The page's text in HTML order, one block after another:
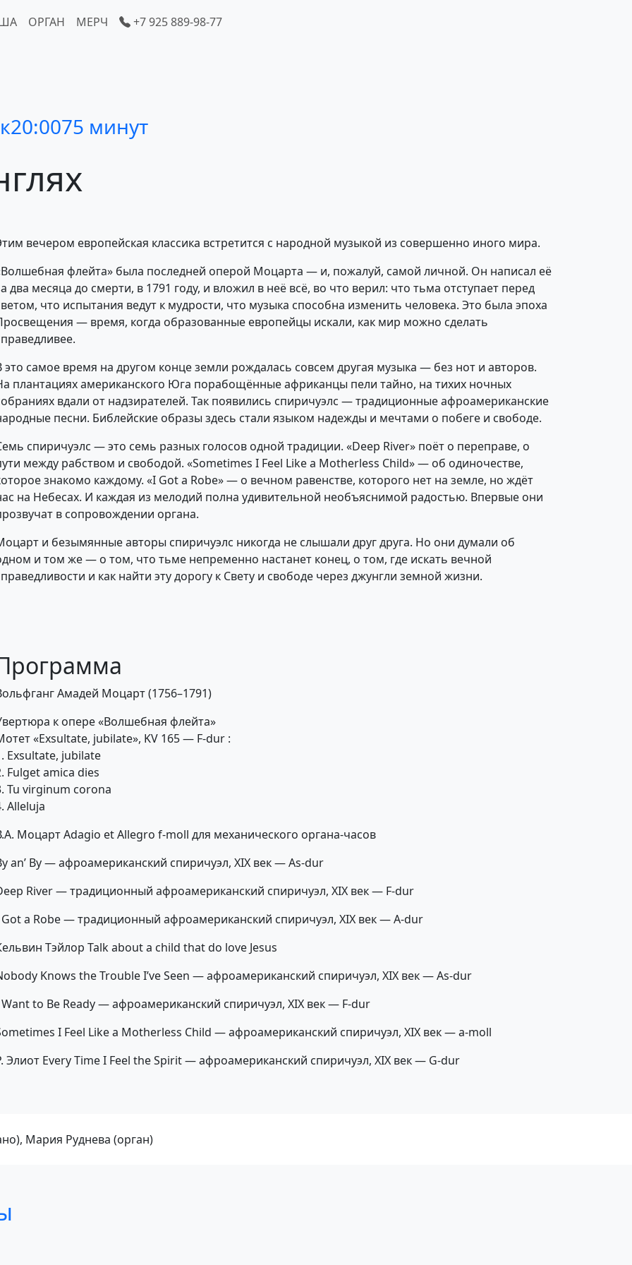
ОРГАН МЕРЧ +7 925 889-98-77
20:0075 минут
вечером европейская классика встретится с народной музыкой из совершенно иного мира.
флейта» была последней оперой Моцарта — и, пожалуй, самой личной. Он написал её
два месяца до смерти, в 1791 году, и вложил в неё всё, во что верил: что тьма отступает перед
что испытания ведут к мудрости, что музыка способна изменить человека. Это была эпоха
— время, когда образованные европейцы искали, как мир можно сделать
это самое время на другом конце земли рождалась совсем другая музыка — без нот и авторов.
плантациях американского Юга порабощённые африканцы пели тайно, на тихих ночных
вдали от надзирателей. Так появились спиричуэлс — традиционные афроамериканские
песни. Библейские образы здесь стали языком надежды и мечтами о побеге и свободе.
спиричуэлс — это семь разных голосов одной традиции. «Deep River» поёт о переправе, о
между рабством и свободой. «Sometimes I Feel Like a Motherless Child» — об одиночестве,
знакомо каждому. «I Got a Robe» — о вечном равенстве, которого нет на земле, но ждёт
на Небесах. И каждая из мелодий полна удивительной необъяснимой радостью. Впервые они
в сопровождении органа.
и безымянные авторы спиричуэлс никогда не слышали друг друга. Но они думали об
и том же — о том, что тьме непременно настанет конец, о том, где искать вечной
и как найти эту дорогу к Свету и свободе через джунгли земной жизни.
Амадей Моцарт (1756–1791)
к опере «Волшебная флейта»
«Exsultate, jubilate», KV 165 — F-dur :
Exsultate, jubilate
Fulget amica dies
Tu virginum corona
Alleluja
Моцарт Adagio et Allegro f-moll для механического органа-часов
an’ By — афроамериканский спиричуэл, XIX век — As-dur
River — традиционный афроамериканский спиричуэл, XIX век — F-dur
a Robe — традиционный афроамериканский спиричуэл, XIX век — A-dur
Тэйлор Talk about a child that do love Jesus
Knows the Trouble I’ve Seen — афроамериканский спиричуэл, XIX век — As-dur
to Be Ready — афроамериканский спиричуэл, XIX век — F-dur
I Feel Like a Motherless Child — афроамериканский спиричуэл, XIX век — a-moll
Элиот Every Time I Feel the Spirit — афроамериканский спиричуэл, XIX век — G-dur
Мария Руднева (орган)